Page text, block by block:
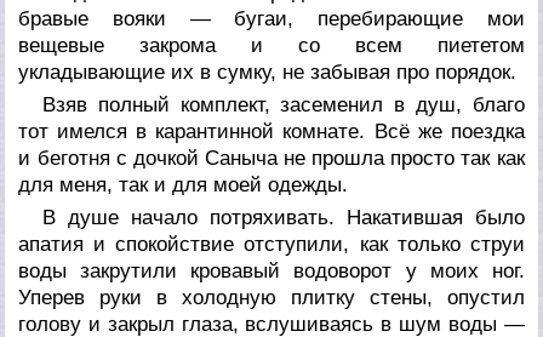
бравые вояки — бугаи, перебирающие мои
вещевые закрома и со всем пиететом
укладывающие их в сумку, не забывая про порядок.
Взяв полный комплект, засеменил в душ, благо
тот имелся в карантинной комнате. Всё же поездка
и беготня с дочкой Саныча не прошла просто так как
для меня, так и для моей одежды.
В душе начало потряхивать. Накатившая было
апатия и спокойствие отступили, как только струи
воды закрутили кровавый водоворот у моих ног.
Уперев руки в холодную плитку стены, опустил
голову и закрыл глаза, вслушиваясь в шум воды —